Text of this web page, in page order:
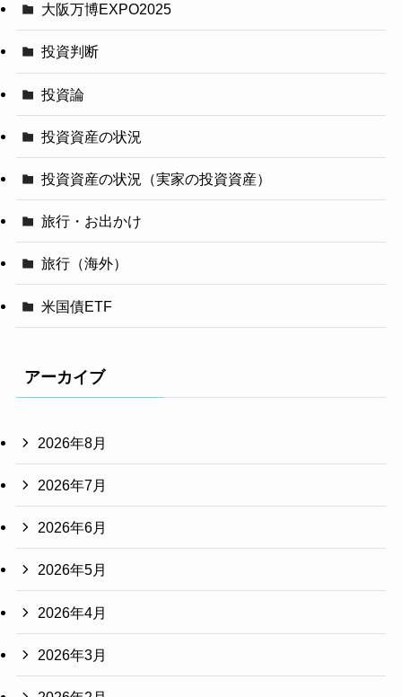
大阪万博EXPO2025
投資判断
投資論
投資資産の状況
投資資産の状況（実家の投資資産）
旅行・お出かけ
旅行（海外）
米国債ETF
アーカイブ
2026年8月
2026年7月
2026年6月
2026年5月
2026年4月
2026年3月